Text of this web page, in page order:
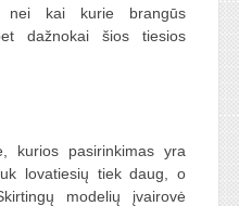
nei kai kurie brangūs
dažnokai šios tiesios
kurios pasirinkimas yra
lovatiesių tiek daug, o
modelių įvairovė